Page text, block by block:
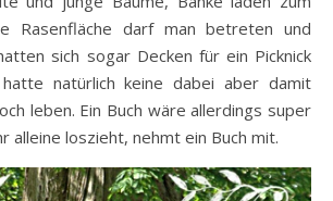
Rasenfläche darf man betreten und
sich sogar Decken für ein Picknick
natürlich keine dabei aber damit
leben. Ein Buch wäre allerdings super
alleine loszieht, nehmt ein Buch mit.